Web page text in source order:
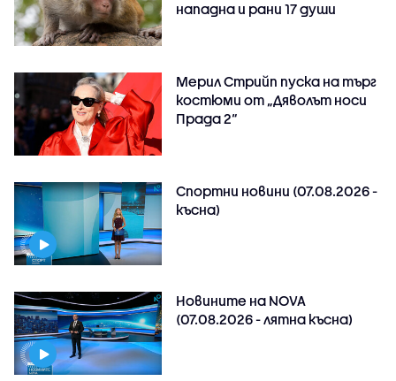
нападна и рани 17 души
Мерил Стрийп пуска на търг
костюми от „Дяволът носи
Прада 2“
Спортни новини (07.08.2026 -
късна)
Новините на NOVA
(07.08.2026 - лятна късна)